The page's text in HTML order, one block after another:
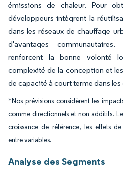
émissions de chaleur. Pour
développeurs intègrent la
dans les réseaux de chauffage
d'avantages
renforcent la bonne volonté
complexité de la conception et
de capacité à court terme dans
*Nos prévisions considèrent les
comme directionnels et non additifs.
croissance de référence, les effets
entre variables.
Analyse des Segments